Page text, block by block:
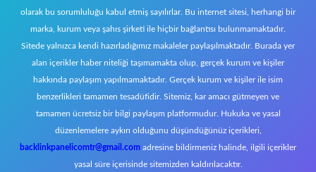
olarak bu sorumluluğu kabul etmiş sayılırlar. Bu internet sitesi, herhangi bir
marka, kurum veya şahıs şirketi ile hiçbir bağlantısı bulunmamaktadır.
Sitede yalnızca kendi hazırladığımız makaleler paylaşılmaktadır. Burada yer
alan içerikler haber niteliği taşımamakta olup, gerçek kurum ve kişiler
hakkında paylaşım yapılmamaktadır. Gerçek kurum ve kişiler ile isim
benzerlikleri tamamen tesadüfidir. Sitemiz, kar amacı gütmeyen ve
tamamen ücretsiz bir bilgi paylaşım platformudur. Hukuka ve yasal
düzenlemelere aykırı olduğunu düşündüğünüz içerikleri,
backlinkpanelicomtr@gmail.com adresine bildirmeniz halinde, ilgili içerikler
yasal süre içerisinde sitemizden kaldırılacaktır.